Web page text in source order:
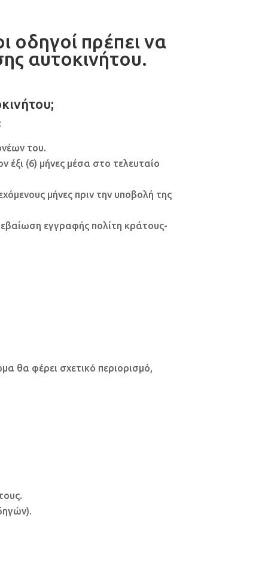
οδηγοί πρέπει να
αυτοκινήτου.
του.
έξι (6) μήνες μέσα στο τελευταίο
μήνες πριν την υποβολή της
εγγραφής πολίτη κράτους-
θα φέρει σχετικό περιορισμό,